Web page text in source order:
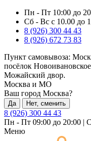
Пн - Пт 10:00 до
Сб - Вс с 10.00 до
8 (926) 300 44 43
8 (926) 672 73 83
Пункт самовывоза:
посёлок
Можайский двор.
Москва и МО
Ваш город Москва?
Да Нет, сменить
8 (926) 300 44 43
Пн - Пт 09:00 до 20:00 |
Меню